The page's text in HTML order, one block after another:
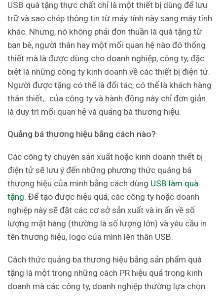
USB quà tặng thực chất chỉ là một thiết bị dùng để lưu
trữ và sao chép thông tin từ máy tính này sang máy tính
khác. Nhưng, nó không phải đơn thuần là quà tặng từ
bạn bè, người thân hay một mối quan hệ nào đó thống
thiết mà là được dùng cho doanh nghiệp, công ty, đặc
biệt là những công ty kinh doanh về các thiết bị điện tử.
Người được tặng có thể là đối tác, có thể là khách hàng
thân thiết,…của công ty và hành động này chỉ đơn giản
là duy trì mối quan hệ và quảng bá thương hiệu.
Quảng bá thương hiệu bằng cách nào?
Các công ty chuyên sản xuất hoặc kinh doanh thiết bị
điện tử sẽ lưu ý đến những phương thức quáng bá
thương hiệu của mình bằng cách dùng USB làm quà
tặng. Để tạo được hiệu quả, các công ty hoặc doanh
nghiệp này sẽ đặt các cơ sở sản xuất và in ấn về số
lượng mặt hàng (thường là số lượng lớn) và yêu cầu in
tên thương hiệu, logo của mình lên thân USB.
Cách thức quảng ba thương hiệu bằng sản phẩm quà
tặng là một trong những cách PR hiệu quả trong kinh
doanh mà các công ty, doanh nghiệp thường lựa chọn.